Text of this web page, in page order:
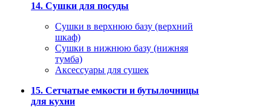
14. Сушки для посуды
Сушки в верхнюю базу (верхний
шкаф)
Сушки в нижнюю базу (нижняя
тумба)
Аксессуары для сушек
15. Сетчатые емкости и бутылочницы
для кухни